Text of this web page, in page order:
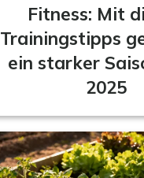
Fitness: Mit
Trainingstipps
ein starker
2025